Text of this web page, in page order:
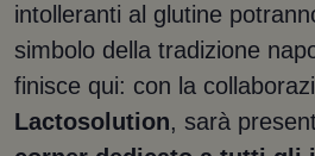
intolleranti al glutine
simbolo della tradizione
finisce qui: con la
Lactosolution, sarà